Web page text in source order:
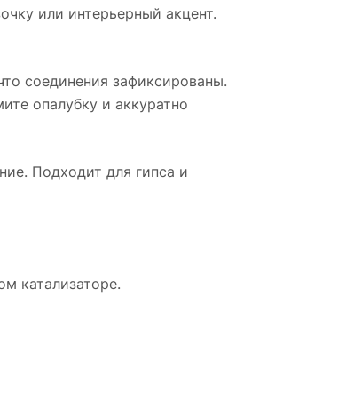
или интерьерный акцент.
соединения зафиксированы.
опалубку и аккуратно
Подходит для гипса и
катализаторе.